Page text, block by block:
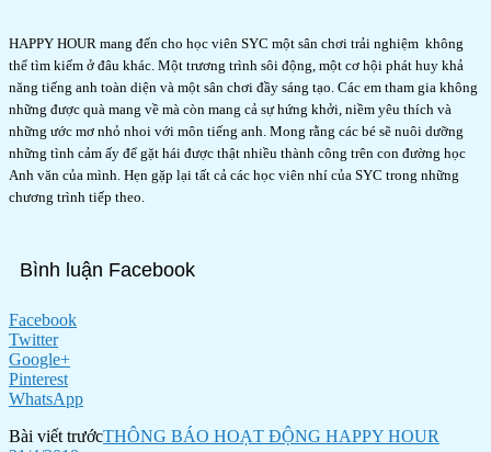
HAPPY HOUR mang đến cho học viên SYC một sân chơi trải nghiệm không
thể tìm kiếm ở đâu khác. Một trương trình sôi động, một cơ hội phát huy khả
năng tiếng anh toàn diện và một sân chơi đầy sáng tạo. Các em tham gia không
những được quà mang về mà còn mang cả sự hứng khởi, niềm yêu thích và
những ước mơ nhỏ nhoi với môn tiếng anh. Mong rằng các bé sẽ nuôi dưỡng
những tình cảm ấy để gặt hái được thật nhiều thành công trên con đường học
Anh văn của mình. Hẹn gặp lại tất cả các học viên nhí của SYC trong những
chương trình tiếp theo.
Bình luận Facebook
Facebook
Twitter
Google+
Pinterest
WhatsApp
Bài viết trướcTHÔNG BÁO HOẠT ĐỘNG HAPPY HOUR